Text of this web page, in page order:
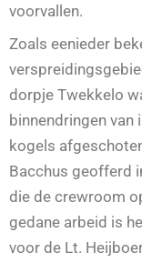
voorvallen.
Zoals eenieder
dorpje Twekkelo
binnendringen
kogels
Bacchus geofferd
die de crewroom
gedane arbeid is
voor de Lt.